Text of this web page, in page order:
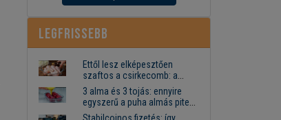
Legfrissebb
Ettől lesz elképesztően
szaftos a csirkecomb: a
sörös pác a titok
3 alma és 3 tojás: ennyire
egyszerű a puha almás pite
titka